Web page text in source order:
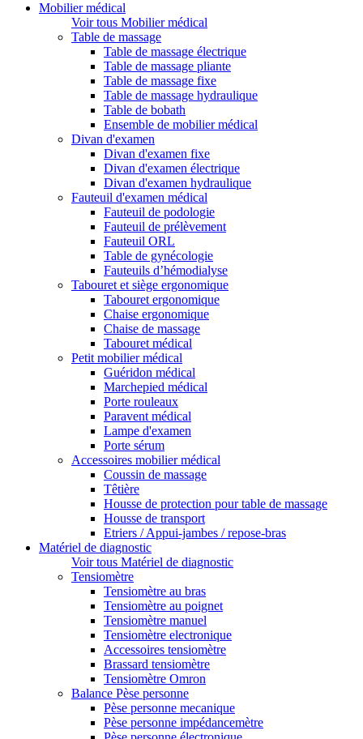
Mobilier médical
Voir tous Mobilier médical
Table de massage
Table de massage électrique
Table de massage pliante
Table de massage fixe
Table de massage hydraulique
Table de bobath
Ensemble de mobilier médical
Divan d'examen
Divan d'examen fixe
Divan d'examen électrique
Divan d'examen hydraulique
Fauteuil d'examen médical
Fauteuil de podologie
Fauteuil de prélèvement
Fauteuil ORL
Table de gynécologie
Fauteuils d’hémodialyse
Tabouret et siège ergonomique
Tabouret ergonomique
Chaise ergonomique
Chaise de massage
Tabouret médical
Petit mobilier médical
Guéridon médical
Marchepied médical
Porte rouleaux
Paravent médical
Lampe d'examen
Porte sérum
Accessoires mobilier médical
Coussin de massage
Têtière
Housse de protection pour table de massage
Housse de transport
Etriers / Appui-jambes / repose-bras
Matériel de diagnostic
Voir tous Matériel de diagnostic
Tensiomètre
Tensiomètre au bras
Tensiomètre au poignet
Tensiomètre manuel
Tensiomètre electronique
Accessoires tensiomètre
Brassard tensiomètre
Tensiomètre Omron
Balance Pèse personne
Pèse personne mecanique
Pèse personne impédancemètre